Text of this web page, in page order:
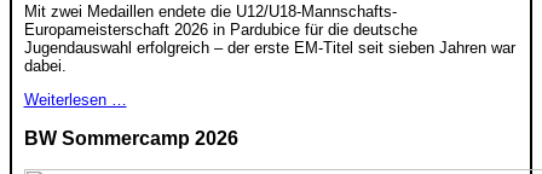
Mit zwei Medaillen endete die U12/U18-Mannschafts-
Europameisterschaft 2026 in Pardubice für die deutsche
Jugendauswahl erfolgreich – der erste EM-Titel seit sieben Jahren war
dabei.
Weiterlesen …
BW Sommercamp 2026